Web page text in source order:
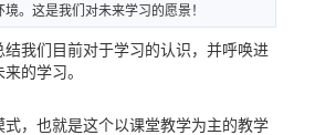
境。这是我们 对未来学习的愿景！
我们目前对于学习的认识，并呼唤进
的学习。
式，也就是这个以课堂教学为主的教学